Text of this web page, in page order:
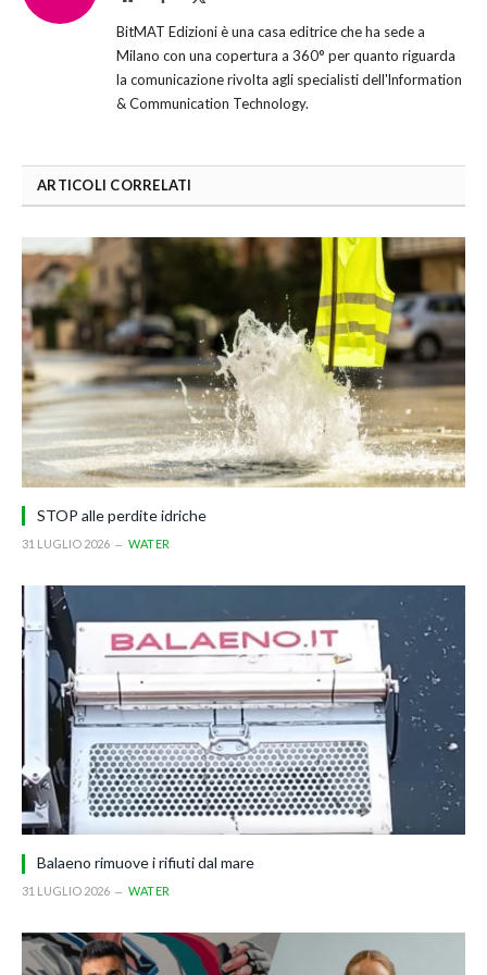
BitMAT Edizioni è una casa editrice che ha sede a
Milano con una copertura a 360° per quanto riguarda
la comunicazione rivolta agli specialisti dell'lnformation
& Communication Technology.
ARTICOLI CORRELATI
STOP alle perdite idriche
31 LUGLIO 2026 WATER
Balaeno rimuove i rifiuti dal mare
31 LUGLIO 2026 WATER